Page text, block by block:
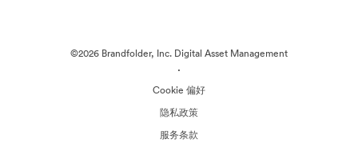
©2026 Brandfolder, Inc. Digital Asset Management
·
Cookie 偏好
隐私政策
服务条款